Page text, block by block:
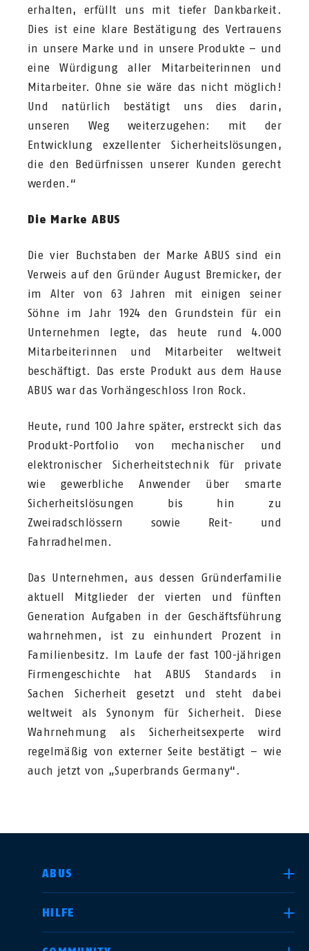
erhalten, erfüllt uns mit tiefer Dankbarkeit.
Dies ist eine klare Bestätigung des Vertrauens
in unsere Marke und in unsere Produkte – und
eine Würdigung aller Mitarbeiterinnen und
Mitarbeiter. Ohne sie wäre das nicht möglich!
Und natürlich bestätigt uns dies darin,
unseren Weg weiterzugehen: mit der
Entwicklung exzellenter Sicherheitslösungen,
die den Bedürfnissen unserer Kunden gerecht
werden.“
Die Marke ABUS
Die vier Buchstaben der Marke ABUS sind ein
Verweis auf den Gründer August Bremicker, der
im Alter von 63 Jahren mit einigen seiner
Söhne im Jahr 1924 den Grundstein für ein
Unternehmen legte, das heute rund 4.000
Mitarbeiterinnen und Mitarbeiter weltweit
beschäftigt. Das erste Produkt aus dem Hause
ABUS war das Vorhängeschloss Iron Rock.
Heute, rund 100 Jahre später, erstreckt sich das
Produkt-Portfolio von mechanischer und
elektronischer Sicherheitstechnik für private
wie gewerbliche Anwender über smarte
Sicherheitslösungen bis hin zu
Zweiradschlössern sowie Reit- und
Fahrradhelmen.
Das Unternehmen, aus dessen Gründerfamilie
aktuell Mitglieder der vierten und fünften
Generation Aufgaben in der Geschäftsführung
wahrnehmen, ist zu einhundert Prozent in
Familienbesitz. Im Laufe der fast 100-jährigen
Firmengeschichte hat ABUS Standards in
Sachen Sicherheit gesetzt und steht dabei
weltweit als Synonym für Sicherheit. Diese
Wahrnehmung als Sicherheitsexperte wird
regelmäßig von externer Seite bestätigt – wie
auch jetzt von „Superbrands Germany“.
ABUS
HILFE
LAND AUSWÄHLEN
Deutschland